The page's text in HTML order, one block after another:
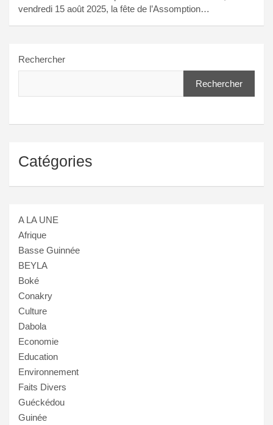
vendredi 15 août 2025, la fête de l’Assomption…
Rechercher
Rechercher
Catégories
A LA UNE
Afrique
Basse Guinnée
BEYLA
Boké
Conakry
Culture
Dabola
Economie
Education
Environnement
Faits Divers
Guéckédou
Guinée